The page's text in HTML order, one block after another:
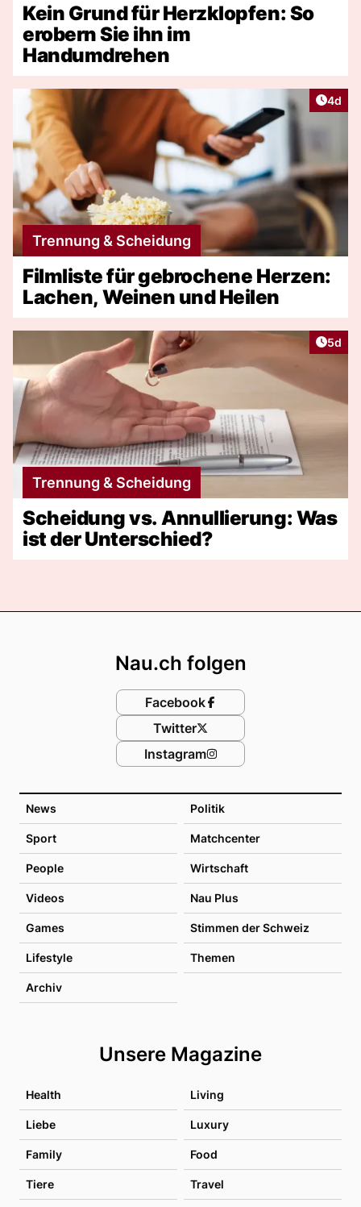
Kein Grund für Herzklopfen: So
erobern Sie ihn im
Handumdrehen
4d
Trennung & Scheidung
Filmliste für gebrochene Herzen:
Lachen, Weinen und Heilen
5d
Trennung & Scheidung
Scheidung vs. Annullierung: Was
ist der Unterschied?
News Politik
Sport Matchcenter
People Wirtschaft
Videos Nau Plus
Games Stimmen der Schweiz
Lifestyle Themen
Archiv
Unsere Magazine
Health Living
Liebe Luxury
Family Food
Tiere Travel
Nau.ch folgen
Facebook
Twitter
Instagram